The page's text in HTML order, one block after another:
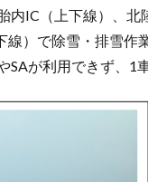
内IC（上下線）、
線）で除雪・排雪
SAが利用できず、1